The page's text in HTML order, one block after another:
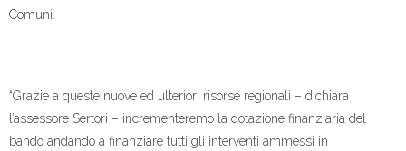
Comuni.
“Grazie a queste nuove ed ulteriori risorse regionali – dichiara
l’assessore Sertori – incrementeremo la dotazione finanziaria del
bando andando a finanziare tutti gli interventi ammessi in